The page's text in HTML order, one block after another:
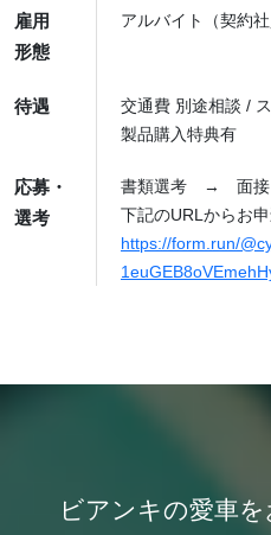
雇用
形態
アルバイト（契約
待遇
交通費 別途相談 /
製品購入特典有
応募・
選考
書類選考 → 面
下記のURLからお
https://form.run/
ビアンキの愛車